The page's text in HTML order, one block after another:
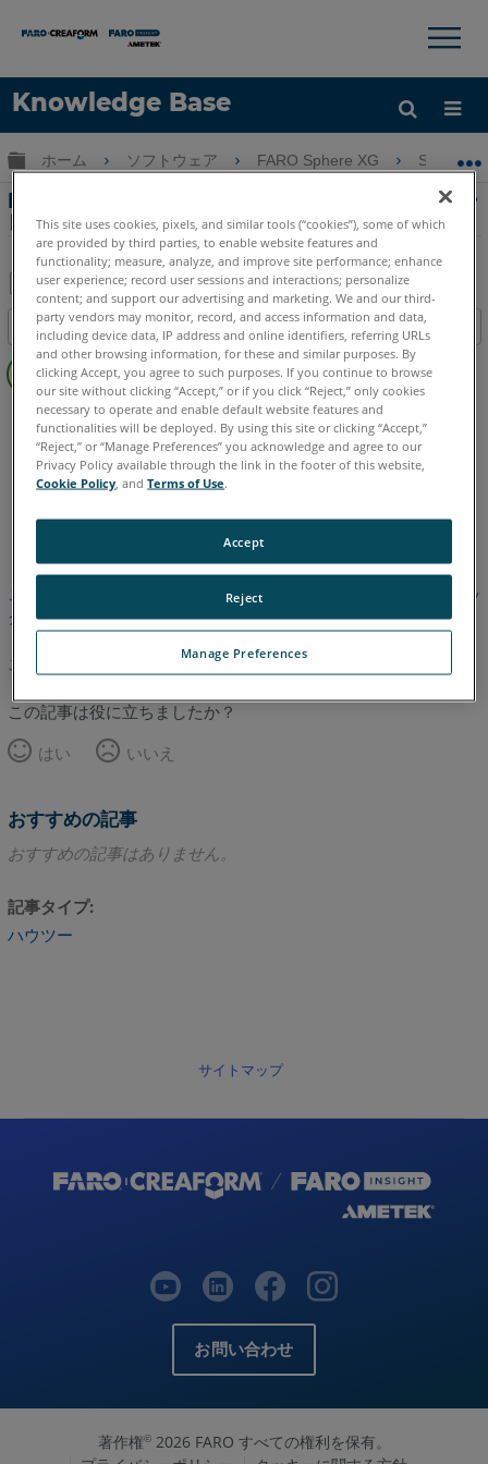
Knowledge Base
言語
ヘルプ サインイン
×
グローバル階層を展開/折りたたむ
ホーム ソフトウェア FARO Sphere XG Sphere
FARO 平坦性チェックのフロアプラン オーバー
レイ
PDF
と
し
て
目次
ヘ
ッ
ー
し
FARO Sphere Sphere
英語
この記事は翻訳されていません。英語版を見るにはここをクリッ
クしてください。
このページのトップへ
この記事は役に立ちましたか？
はい
いいえ
おすすめの記事
おすすめの記事はありません。
記事タイプ
ハウツー
サイトマップ
お問い合わせ
著作権©2026 FARO すべての権利を保有。
This site uses cookies, pixels, and similar tools (“cookies”), some of which
are provided by third parties, to enable website features and
functionality; measure, analyze, and improve site performance; enhance
user experience; record user sessions and interactions; personalize
content; and support our advertising and marketing. We and our third-
party vendors may monitor, record, and access information and data,
including device data, IP address and online identifiers, referring URLs
and other browsing information, for these and similar purposes. By
clicking Accept, you agree to such purposes. If you continue to browse
our site without clicking “Accept,” or if you click “Reject,” only cookies
necessary to operate and enable default website features and
functionalities will be deployed. By using this site or clicking “Accept,”
“Reject,” or “Manage Preferences” you acknowledge and agree to our
Privacy Policy available through the link in the footer of this website,
Cookie Policy , andTerms of Use.
Manage Preferences
Reject
Accept